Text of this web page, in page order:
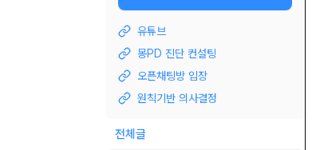
유튜브
몽PD 진단 컨설팅
오픈채팅방 입장
원칙기반 의사결정
전체글